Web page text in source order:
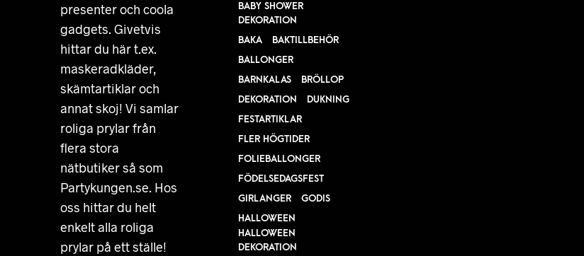
presenter och coola
gadgets. Givetvis
hittar du här t.ex.
maskeradkläder,
skämtartiklar och
annat skoj! Vi samlar
roliga prylar från
flera stora
nätbutiker så som
Partykungen.se. Hos
oss hittar du helt
enkelt alla roliga
prylar på ett ställe!
BABY SHOWER
DEKORATION
BAKA
BAKTILLBEHÖR
BALLONGER
BARNKALAS
BRÖLLOP
DEKORATION
DUKNING
FESTARTIKLAR
FLER HÖGTIDER
FOLIEBALLONGER
FÖDELSEDAGSFEST
GIRLANGER
GODIS
HALLOWEEN
HALLOWEEN
DEKORATION